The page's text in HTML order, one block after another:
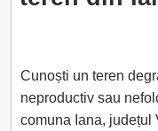
Cunoști un teren
neproductiv sau
comuna Iana, județul